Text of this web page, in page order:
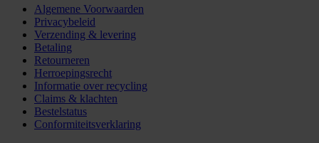
Algemene Voorwaarden
Privacybeleid
Verzending & levering
Betaling
Retourneren
Herroepingsrecht
Informatie over recycling
Claims & klachten
Bestelstatus
Conformiteitsverklaring